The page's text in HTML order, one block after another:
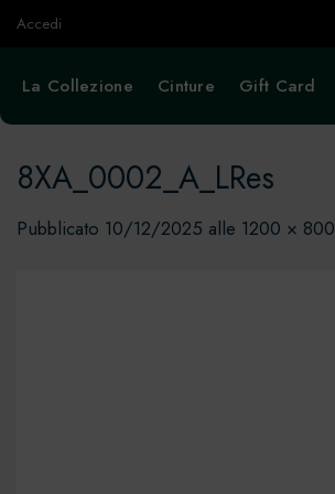
SaltaAccedi
La Collezione Cinture Gift Card
8XA_0002_A_LRes
Pubblicato 10/12/2025 alle 1200 × 800